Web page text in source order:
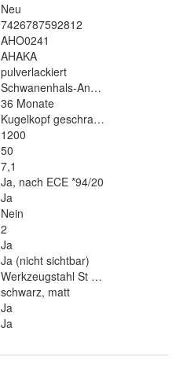
Neu
7426787592812
AHO0241
AHAKA
pulverlackiert
Schwanenhals-Anhängerkupplung
36 Monate
Kugelkopf geschraubt (starr)
1200
50
7,1
Ja, nach ECE *94/20
Ja
Nein
2
Ja
Ja (nicht sichtbar)
Werkzeugstahl St 52-3
schwarz, matt
Ja
Ja